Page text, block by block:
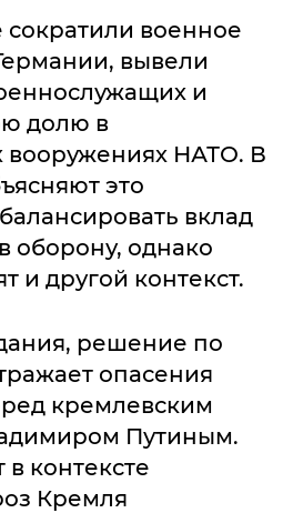
военное
вывели
и
долю в
вооружениях НАТО. В
это
вклад
однако
и другой контекст.
решение по
опасения
кремлевским
Путиным.
контексте
Кремля